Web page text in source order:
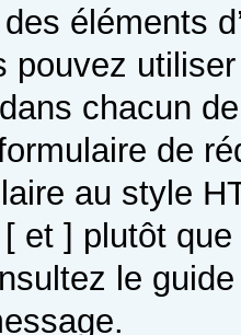
éléments
pouvez
chacun
de
au style
et ] plutôt
le